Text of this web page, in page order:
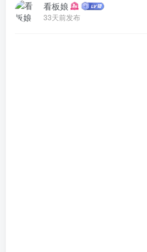
看板娘
33天前发布